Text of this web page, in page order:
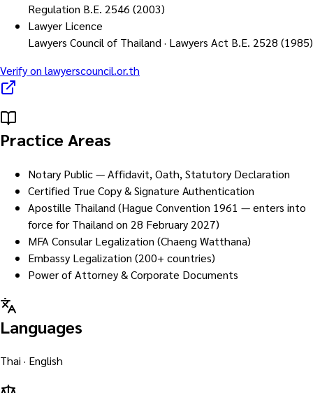
Regulation B.E. 2546 (2003)
Lawyer Licence
Lawyers Council of Thailand · Lawyers Act B.E. 2528 (1985)
Verify on lawyerscouncil.or.th
Practice Areas
Notary Public — Affidavit, Oath, Statutory Declaration
Certified True Copy & Signature Authentication
Apostille Thailand (Hague Convention 1961 — enters into
force for Thailand on 28 February 2027)
MFA Consular Legalization (Chaeng Watthana)
Embassy Legalization (200+ countries)
Power of Attorney & Corporate Documents
Languages
Thai · English